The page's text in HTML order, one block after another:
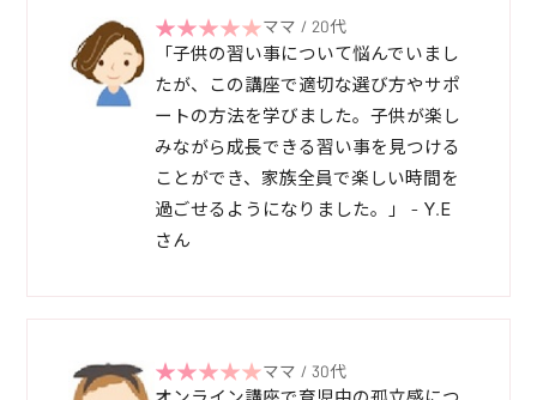
ママ / 20代
「子供の習い事について悩んでいまし
たが、この講座で適切な選び方やサポ
ートの方法を学びました。子供が楽し
みながら成長できる習い事を見つける
ことができ、家族全員で楽しい時間を
過ごせるようになりました。」 - Y.E
さん
ママ / 30代